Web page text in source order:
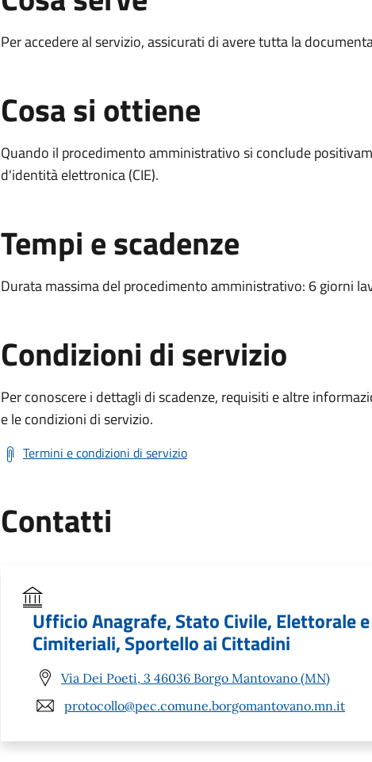
Per accedere al servizio, assicurati di avere tutta la
Cosa si ottiene
Quando il procedimento amministrativo si conclude
d'identità elettronica (CIE).
Tempi e scadenze
Durata massima del procedimento amministrativo: 6 giorni
Condizioni di servizio
Per conoscere i dettagli di scadenze, requisiti e altre
e le condizioni di servizio.
Termini e condizioni di servizio
Contatti
Ufficio Anagrafe, Stato Civile, Elettorale
Cimiteriali, Sportello ai Cittadini
Via Dei Poeti, 3 46036 Borgo Mantovano (MN)
protocollo@pec.comune.borgomantovano.mn.it